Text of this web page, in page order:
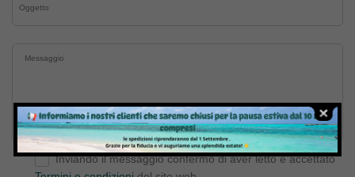
Inviando il messaggio confermo di aver letto e accettato